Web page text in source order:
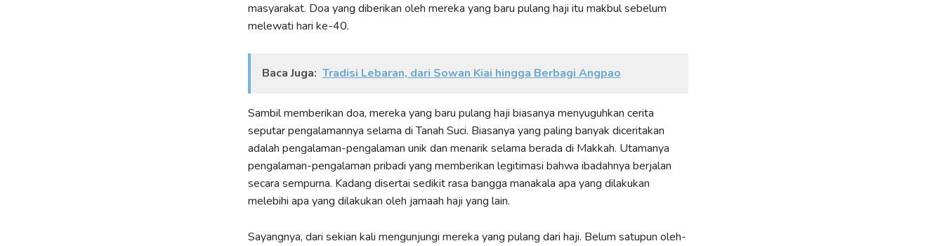
masyarakat. Doa yang diberikan oleh mereka yang baru pulang haji itu makbul sebelum
melewati hari ke-40.
Baca Juga: Tradisi Lebaran, dari Sowan Kiai hingga Berbagi Angpao
Sambil memberikan doa, mereka yang baru pulang haji biasanya menyuguhkan cerita
seputar pengalamannya selama di Tanah Suci. Biasanya yang paling banyak diceritakan
adalah pengalaman-pengalaman unik dan menarik selama berada di Makkah. Utamanya
pengalaman-pengalaman pribadi yang memberikan legitimasi bahwa ibadahnya berjalan
secara sempurna. Kadang disertai sedikit rasa bangga manakala apa yang dilakukan
melebihi apa yang dilakukan oleh jamaah haji yang lain.
Sayangnya, dari sekian kali mengunjungi mereka yang pulang dari haji. Belum satupun oleh-